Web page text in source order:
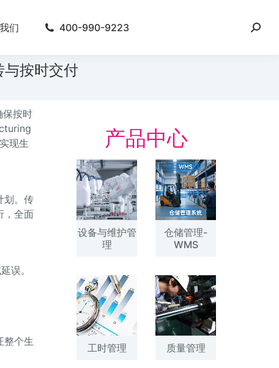
们 400-990-9223
与按时交付
保按时
现生
划。传
，全面
误。
整个生
产品中心
设备与维护管
理
仓储管理-
WMS
工时管理 质量管理